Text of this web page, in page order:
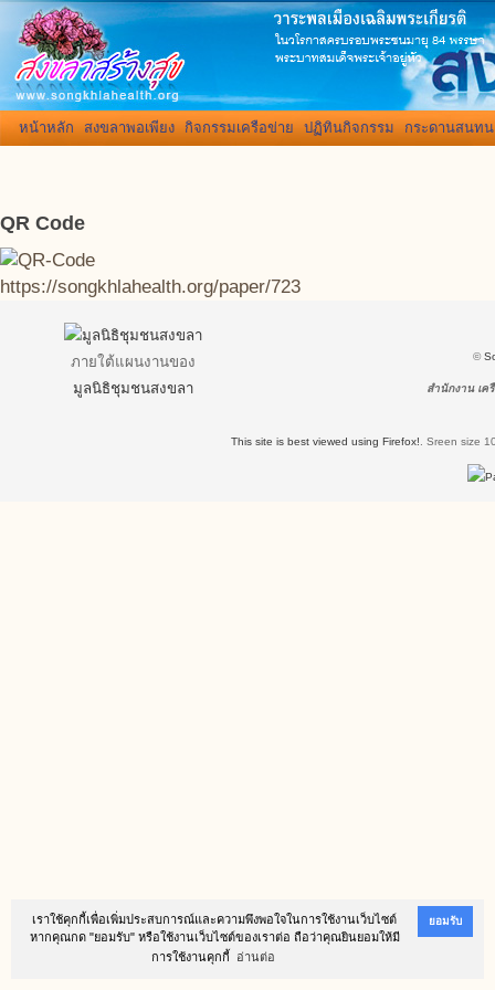
เราใช้คุกกี้เพื่อเพิ่มประสบการณ์และความพึงพอใจในการใช้งานเว็บไซต์
หากคุณกด "ยอมรับ" หรือใช้งานเว็บไซต์ของเราต่อ ถือว่าคุณยินยอมให้มี
การใช้งานคุกกี้
อ่านต่อ
ยอมรับ
หน้าหลัก สงขลาพอเพียง กิจกรรมเครือข่าย ปฏิทินกิจกรรม กระดานสนท
QR Code
https://songkhlahealth.org/paper/723
ภายใต้แผนงานของ
มูลนิธิชุมชนสงขลา
©
สำนักงาน เค
This site is best viewed using Firefox! Sreen size